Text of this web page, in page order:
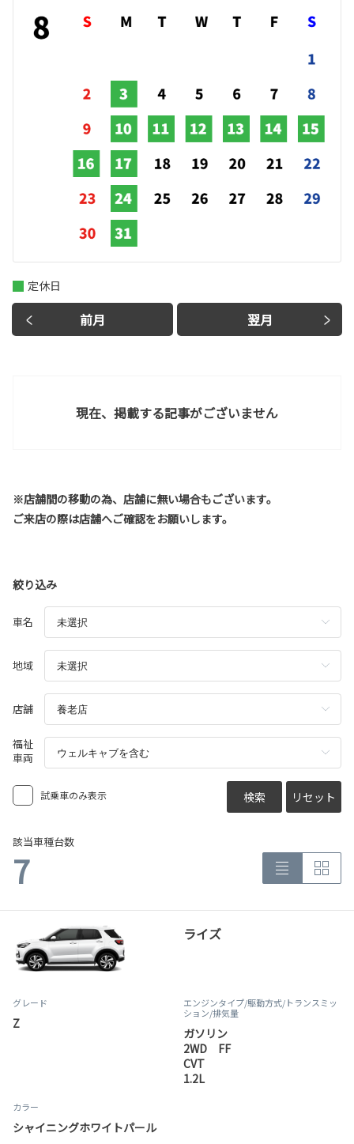
前月 翌月
定休日
現在、掲載する記事がございません
※店舗間の移動の為、店舗に無い場合もございます。
ご来店の際は店舗へご確認をお願いします。
絞り込み
車名
地域
店舗
福祉
車両
試乗車のみ表示 検索 リセット
該当車種台数
7
ライズ
グレード
Z
エンジンタイプ/駆動方式/トランスミッ
ション/排気量
ガソリン
2WD FF
CVT
1.2L
カラー
シャイニングホワイトパール